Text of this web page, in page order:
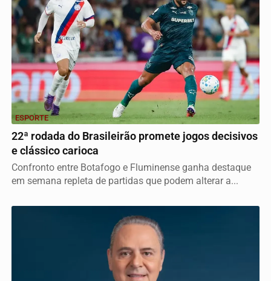
ESPORTE
22ª rodada do Brasileirão promete jogos decisivos
e clássico carioca
Confronto entre Botafogo e Fluminense ganha destaque
em semana repleta de partidas que podem alterar a...